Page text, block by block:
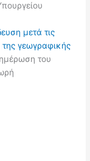
μετά τις
γεωγραφικής
του